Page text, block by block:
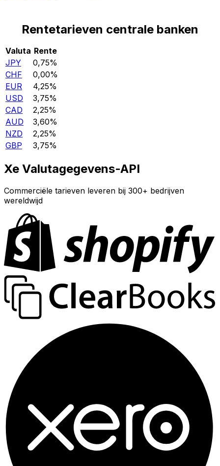
Rentetarieven centrale banken
Valuta Rente
JPY
0,75%
CHF
0,00%
EUR
4,25%
USD
3,75%
CAD
2,25%
AUD
3,60%
NZD
2,25%
GBP
3,75%
Xe Valutagegevens-API
Commerciële tarieven leveren bij 300+ bedrijven
wereldwijd